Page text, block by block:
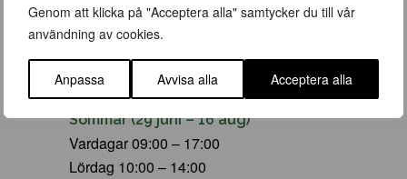
Genom att klicka på "Acceptera alla" samtycker du till vår
användning av cookies.
Anpassa Avvisa alla Acceptera alla
Vår (23 mars – 28 juni)
Vardagar 09:00 – 19:00
Lördag 10:00 – 16:00
Söndag/helgdag 10:00 – 16:00
Sommar (29 juni – 16 aug)
Vardagar 09:00 – 17:00
Lördag 10:00 – 14:00